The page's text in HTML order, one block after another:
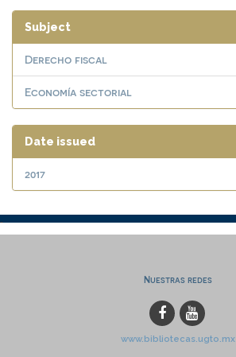
Subject
Derecho fiscal
Economía sectorial
Date issued
2017
Nuestras redes
www.bibliotecas.ugto.mx